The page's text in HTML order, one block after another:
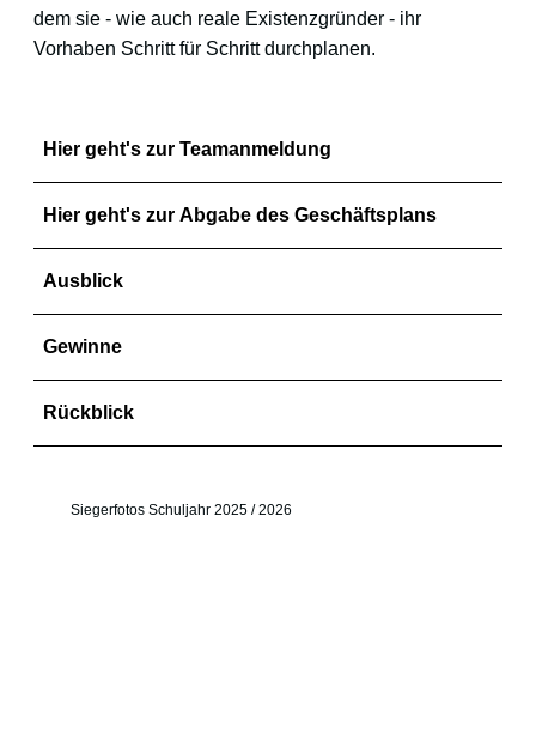
dem sie - wie auch reale Existenzgründer - ihr
Vorhaben Schritt für Schritt durchplanen.
Hier geht's zur Teamanmeldung
Hier geht's zur Abgabe des Geschäftsplans
Ausblick
Gewinne
Rückblick
Siegerfotos Schuljahr 2025 / 2026